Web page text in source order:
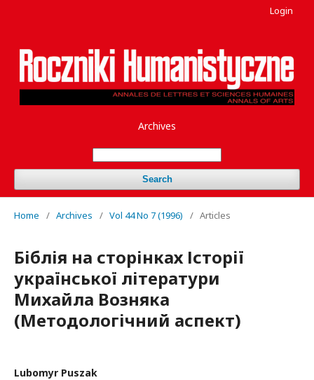
Archives
Search
Login
Home / Archives / Vol 44 No 7 (1996) / Articles
Біблія на сторінках Історії
української літератури
Михайла Возняка
(Методологічний аспект)
Lubomyr Puszak